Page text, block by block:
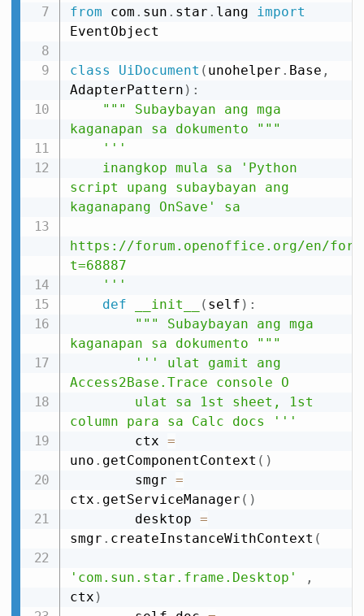
from com . sun . star . lang
import
EventObject
class UiDocument ( unohelper . Base ,
AdapterPattern ) :
""" Subaybayan ang mga
kaganapan sa dokumento """
'''
script upang subaybayan ang
kaganapang OnSave' sa
https://forum.openoffice.org/en/
t=68887
    '''
def
__init__ ( self ) :
""" Subaybayan ang mga
kaganapan sa dokumento """
''' ulat gamit ang
Access2Base.Trace console O
column para sa Calc docs '''
        ctx
=
uno . getComponentContext ( )
        smgr
=
ctx . getServiceManager ( )
        desktop
=
smgr . createInstanceWithContext (
'com.sun.star.frame.Desktop'
,
ctx )